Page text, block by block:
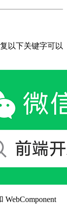
以下关键字可以
WebComponent